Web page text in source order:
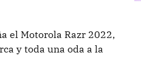
el Motorola Razr 2022,
y toda una oda a la